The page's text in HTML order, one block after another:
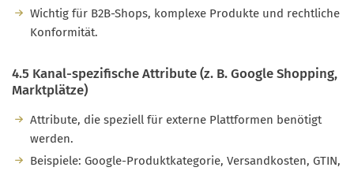
Wichtig für B2B-Shops, komplexe Produkte und rechtliche
Konformität.
4.5 Kanal-spezifische Attribute (z. B. Google Shopping,
Marktplätze)
Attribute, die speziell für externe Plattformen benötigt
werden.
Beispiele: Google-Produktkategorie, Versandkosten, GTIN,